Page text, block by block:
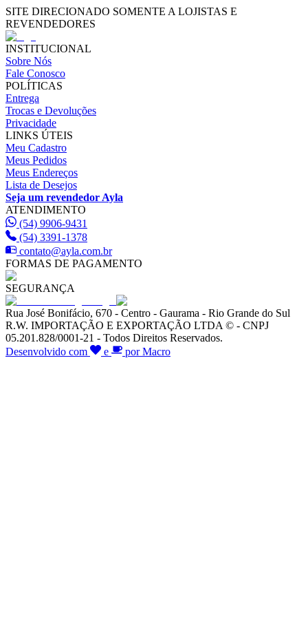
SITE DIRECIONADO SOMENTE A LOJISTAS E
REVENDEDORES
INSTITUCIONAL
Sobre Nós
Fale Conosco
POLÍTICAS
Entrega
Trocas e Devoluções
Privacidade
LINKS ÚTEIS
Meu Cadastro
Meus Pedidos
Meus Endereços
Lista de Desejos
Seja um revendedor Ayla
ATENDIMENTO
(54) 9906-9431
(54) 3391-1378
contato@ayla.com.br
FORMAS DE PAGAMENTO
SEGURANÇA
Rua José Bonifácio, 670 - Centro - Gaurama - Rio Grande do Sul
R.W. IMPORTAÇÃO E EXPORTAÇÃO LTDA © - CNPJ
05.201.828/0001-21 - Todos Direitos Reservados.
Desenvolvido com
e por Macro